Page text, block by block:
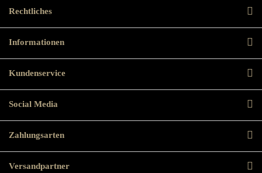
Rechtliches
Informationen
Kundenservice
Social Media
Zahlungsarten
Versandpartner